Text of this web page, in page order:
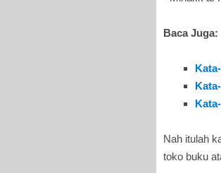
Baca Juga:
Nah itulah
toko buku